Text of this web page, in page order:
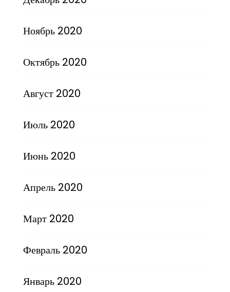
Ноябрь 2020
Октябрь 2020
Август 2020
Июль 2020
Июнь 2020
Апрель 2020
Март 2020
Февраль 2020
Январь 2020